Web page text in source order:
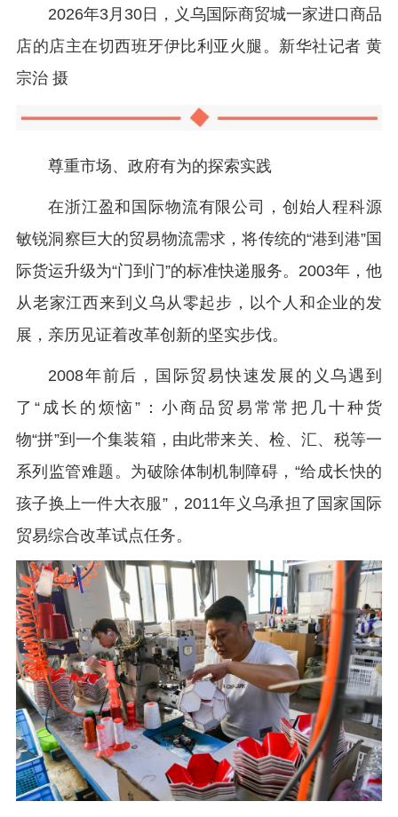
2026年3月30日，义乌国际商贸城一家进口商品
店的店主在切西班牙伊比利亚火腿。新华社记者 黄
宗治 摄
尊重市场、政府有为的探索实践
在浙江盈和国际物流有限公司，创始人程科源
敏锐洞察巨大的贸易物流需求，将传统的“港到港”国
际货运升级为“门到门”的标准快递服务。2003年，他
从老家江西来到义乌从零起步，以个人和企业的发
展，亲历见证着改革创新的坚实步伐。
2008年前后，国际贸易快速发展的义乌遇到
了“成长的烦恼”：小商品贸易常常把几十种货
物“拼”到一个集装箱，由此带来关、检、汇、税等一
系列监管难题。为破除体制机制障碍，“给成长快的
孩子换上一件大衣服”，2011年义乌承担了国家国际
贸易综合改革试点任务。